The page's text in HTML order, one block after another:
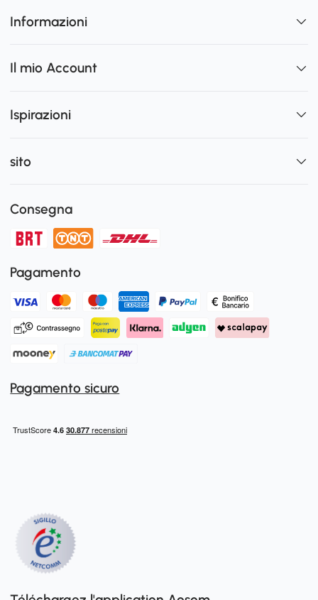
Informazioni
Il mio Account
Ispirazioni
sito
Consegna
Pagamento
Pagamento sicuro